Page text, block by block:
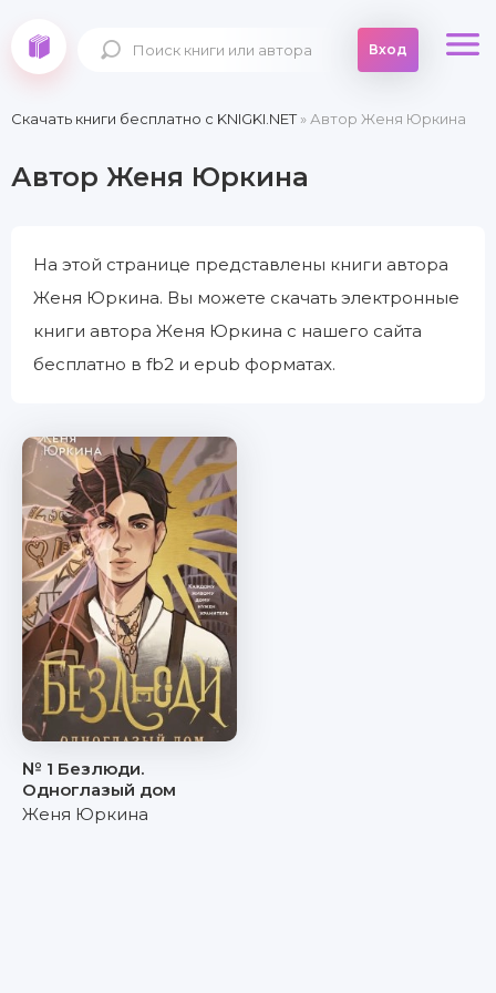
Вход
Скачать книги бесплатно c KNIGKI.NET» Автор Женя Юркина
Автор Женя Юркина
На этой странице представлены книги автора
Женя Юркина. Вы можете скачать электронные
книги автора Женя Юркина с нашего сайта
бесплатно в fb2 и epub форматах.
№ 1 Безлюди.
Одноглазый дом
Женя Юркина